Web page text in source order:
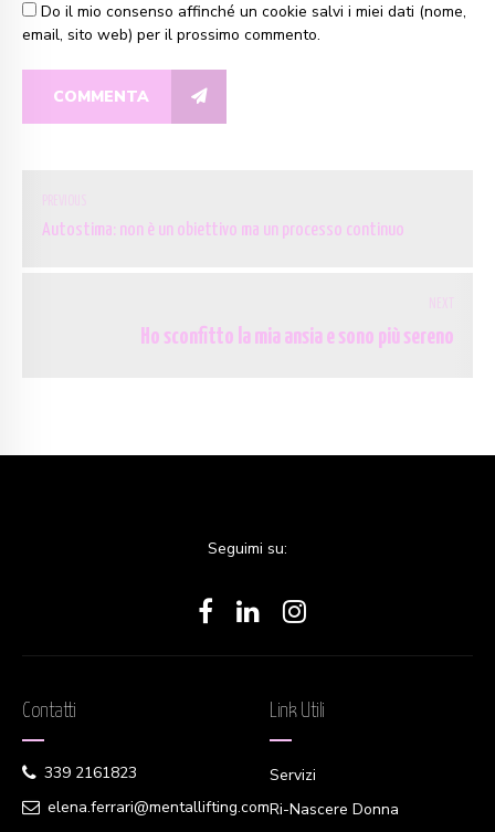
Do il mio consenso affinché un cookie salvi i miei dati (nome,
email, sito web) per il prossimo commento.
COMMENTA
Autostima: non è un obiettivo ma un processo continuo
Ho sconfitto la mia ansia e sono più sereno
Seguimi su:
Contatti
339 2161823
elena.ferrari@mentallifting.com
Link Utili
Servizi
Ri-Nascere Donna